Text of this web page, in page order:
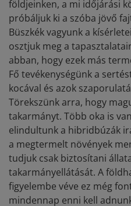
földjeinken, a mi időjárási
próbáljuk ki a szóba jövő
Büszkék vagyunk a
osztjuk meg a
abban, hogy ezek más
Fő tevékenységünk a
kocával és azok
Törekszünk arra, hogy
takarmányt. Több oka is
elindultunk a hibridbúzák
a megtermelt növények
tudjuk csak biztosítani
takarmányellátását. A
figyelembe véve ez még
mindennap enni kell